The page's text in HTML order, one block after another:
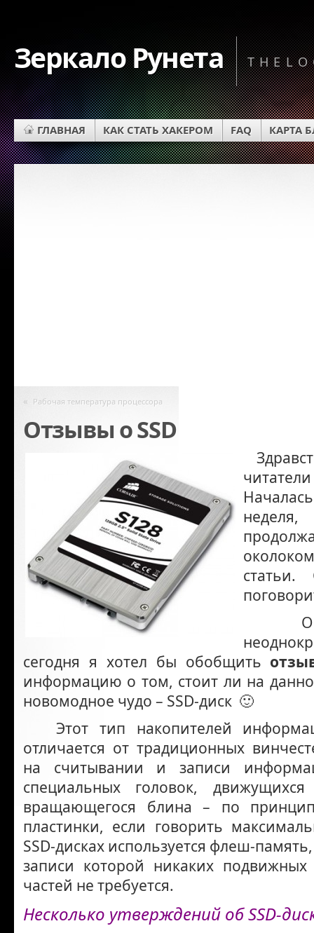
Зеркало Рунета
ГЛАВНАЯ КАК СТАТЬ ХАКЕРОМ FAQ КАРТА
« Рабочая температура процессора
Отзывы о SSD
О
сегодня я хотел бы обобщить
информацию о том, стоит ли на
новомодное чудо – SSD-диск 🙂
Этот тип накопителей
отличается от традиционных
на считывании и записи
специальных головок,
вращающегося блина – по
пластинки, если говорить
SSD-дисках используется флеш-
записи которой никаких
частей не требуется.
Несколько утверждений об SSD-